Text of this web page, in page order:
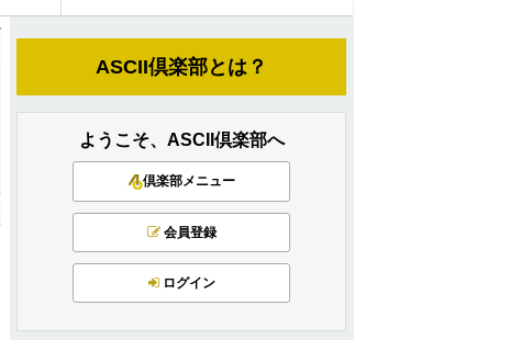
ASCII倶楽部とは？
ようこそ、ASCII倶楽部へ
倶楽部メニュー
会員登録
ログイン